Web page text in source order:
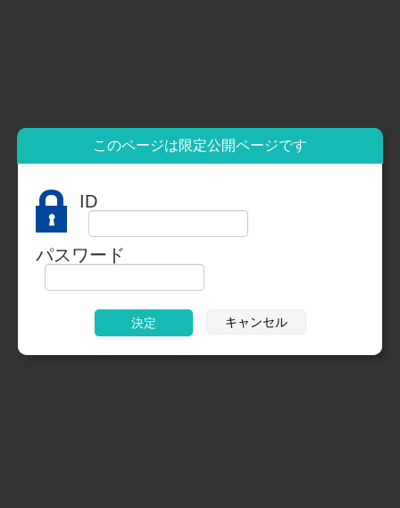
このページは限定公開ページです
ID
パスワード
キャンセル